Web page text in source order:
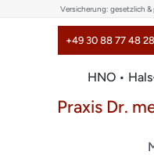
Versicherung: gesetzlich
HNO •
+49 30 88 77 48 28
Praxis Dr.